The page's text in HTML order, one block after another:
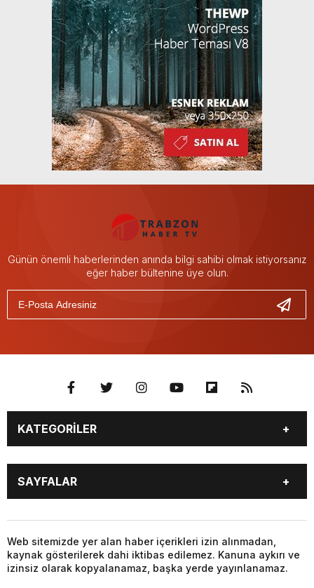
Günün önemli haberlerinden anında bilgi sahibi olmak istiyorsanız
eğer haber bültenine üye olun.
KATEGORİLER
GÜNDEM
SEKTÖR ÖZEL
DÜNYA
EKONOMİ
SPOR
SAYFALAR
DÜNYA
SİYASET
EKONOMİ
SPOR
Web sitemizde yer alan haber içerikleri izin alınmadan,
kaynak gösterilerek dahi iktibas edilemez. Kanuna aykırı ve
izinsiz olarak kopyalanamaz, başka yerde yayınlanamaz.